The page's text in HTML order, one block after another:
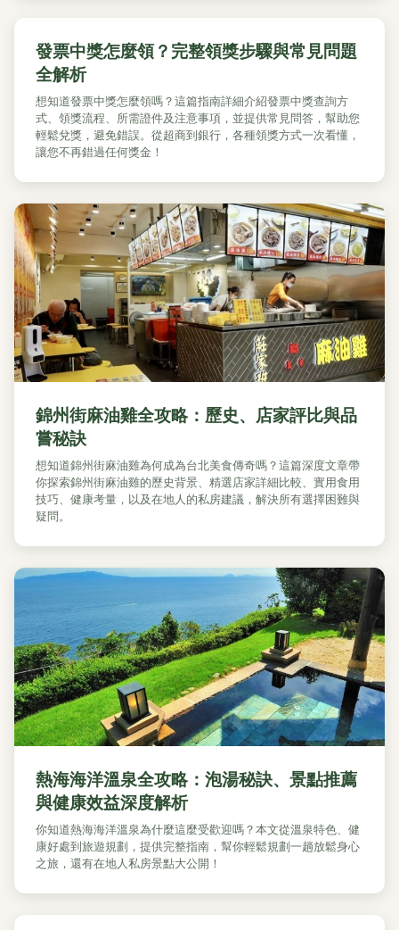
發票中獎怎麼領？完整領獎步驟與常見問題
全解析
想知道發票中獎怎麼領嗎？這篇指南詳細介紹發票中獎查詢方
式、領獎流程、所需證件及注意事項，並提供常見問答，幫助您
輕鬆兌獎，避免錯誤。從超商到銀行，各種領獎方式一次看懂，
讓您不再錯過任何獎金！
錦州街麻油雞全攻略：歷史、店家評比與品
嘗秘訣
想知道錦州街麻油雞為何成為台北美食傳奇嗎？這篇深度文章帶
你探索錦州街麻油雞的歷史背景、精選店家詳細比較、實用食用
技巧、健康考量，以及在地人的私房建議，解決所有選擇困難與
疑問。
熱海海洋溫泉全攻略：泡湯秘訣、景點推薦
與健康效益深度解析
你知道熱海海洋溫泉為什麼這麼受歡迎嗎？本文從溫泉特色、健
康好處到旅遊規劃，提供完整指南，幫你輕鬆規劃一趟放鬆身心
之旅，還有在地人私房景點大公開！